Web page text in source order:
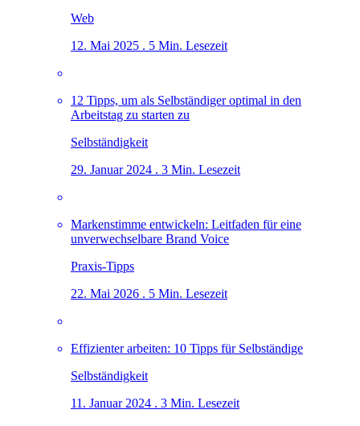
Web
12. Mai 2025 . 5 Min. Lesezeit
12 Tipps, um als Selbständiger optimal in den
Arbeitstag zu starten zu
Selbständigkeit
29. Januar 2024 . 3 Min. Lesezeit
Markenstimme entwickeln: Leitfaden für eine
unverwechselbare Brand Voice
Praxis-Tipps
22. Mai 2026 . 5 Min. Lesezeit
Effizienter arbeiten: 10 Tipps für Selbständige
Selbständigkeit
11. Januar 2024 . 3 Min. Lesezeit